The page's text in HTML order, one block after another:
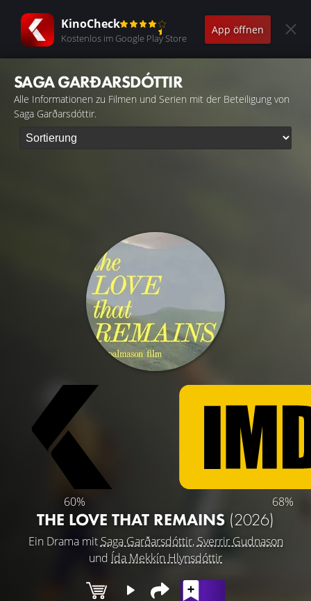
KinoCheck
Kostenlos im Google Play Store
App öffnen
SAGA GARÐARSDÓTTIR
Alle Informationen zu Filmen und Serien mit der Beteiligung von
Saga Garðarsdóttir.
60% 68%
THE LOVE THAT REMAINS (2026)
Ein Drama mit Saga Garðarsdóttir, Sverrir Gudnason
und Ída Mekkín Hlynsdóttir